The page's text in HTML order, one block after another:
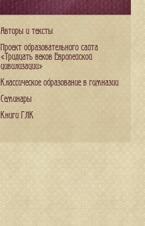
Авторы и тексты
Проект образовательного сайта
«Тридцать веков Европейской
цивилизации»
Классическое образование в гимназии
Семинары
Книги ГЛК